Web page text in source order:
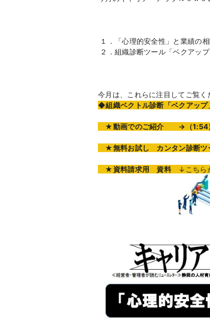
１．「心理的安全性」と業績の
２．組織診断ツール「ベクアッ
今月は、これらに注目してご覧く
◆組織ベクトル診断「ベクアッ
★動画でのご紹介 →（1:54
★無料お試し カンタン診断
★資料請求用 資料 ↓こちら